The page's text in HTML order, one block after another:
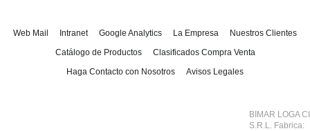
Web Mail Intranet Google Analytics La Empresa
Nuestros Clientes
Catálogo de Productos
Clasificados Compra Venta
Haga Contacto con Nosotros
Avisos Legales
BIMAR LOGA
S.R.L. Fabrica: